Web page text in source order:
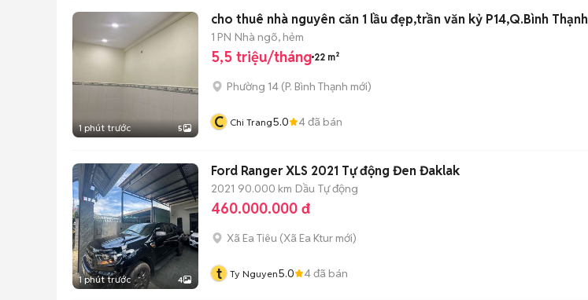
1 phút trước 5
cho thuê nhà nguyên căn 1 lầu đẹp,trần văn kỷ P14,Q.Bình Thạnh
1 PN Nhà ngõ, hẻm
5,5 triệu/tháng 22 m²
Phường 14 (P. Bình Thạnh mới)
C Chi Trang5.0 4đã bán
1 phút trước 4
Ford Ranger XLS 2021 Tự động Đen Đaklak
2021 90.000 km Dầu Tự động
460.000.000 đ
Xã Ea Tiêu (Xã Ea Ktur mới)
t Ty Nguyen5.0 4đã bán